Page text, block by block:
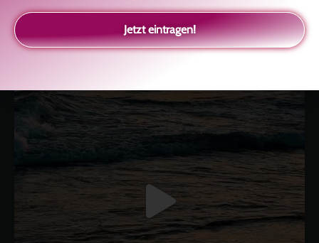
Selbstliebe, Aussöhnung mit der Kindheit, Potenzial entfalten,
Asha und Marie-Luise
SisterloveJetzt eintragen!